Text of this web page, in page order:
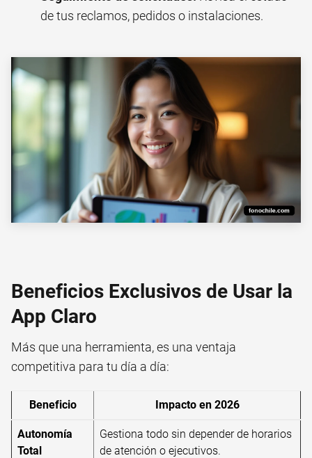
de tus reclamos, pedidos o instalaciones.
Beneficios Exclusivos de Usar la
App Claro
Más que una herramienta, es una ventaja
competitiva para tu día a día:
Beneficio Impacto en 2026
Autonomía
Total
Gestiona todo sin depender de horarios
de atención o ejecutivos.